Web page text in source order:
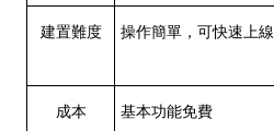
建置難度 操作簡單，可快速上線
成本 基本功能免費